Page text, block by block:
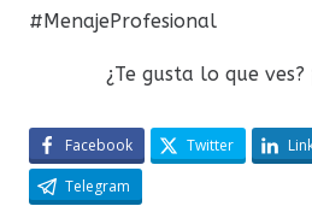
#MenajeProfesional
¿Te gusta lo que ves?
Facebook Twitter
Telegram